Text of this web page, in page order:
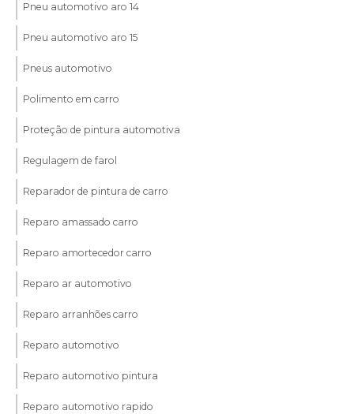
Pneu automotivo aro 14
Pneu automotivo aro 15
Pneus automotivo
Polimento em carro
Proteção de pintura automotiva
Regulagem de farol
Reparador de pintura de carro
Reparo amassado carro
Reparo amortecedor carro
Reparo ar automotivo
Reparo arranhões carro
Reparo automotivo
Reparo automotivo pintura
Reparo automotivo rapido